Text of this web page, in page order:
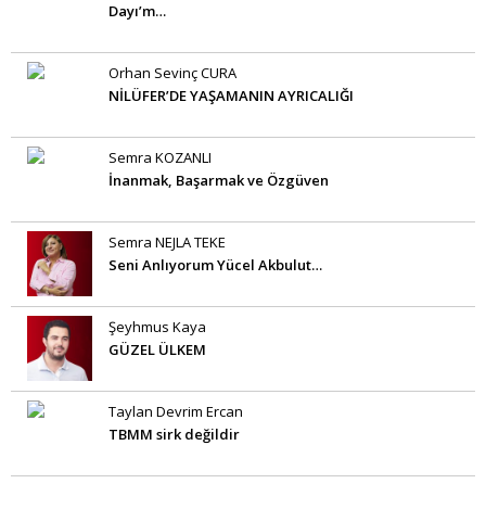
Dayı’m…
Orhan Sevinç CURA
NİLÜFER’DE YAŞAMANIN AYRICALIĞI
Semra KOZANLI
İnanmak, Başarmak ve Özgüven
Semra NEJLA TEKE
Seni Anlıyorum Yücel Akbulut…
Şeyhmus Kaya
GÜZEL ÜLKEM
Taylan Devrim Ercan
TBMM sirk değildir